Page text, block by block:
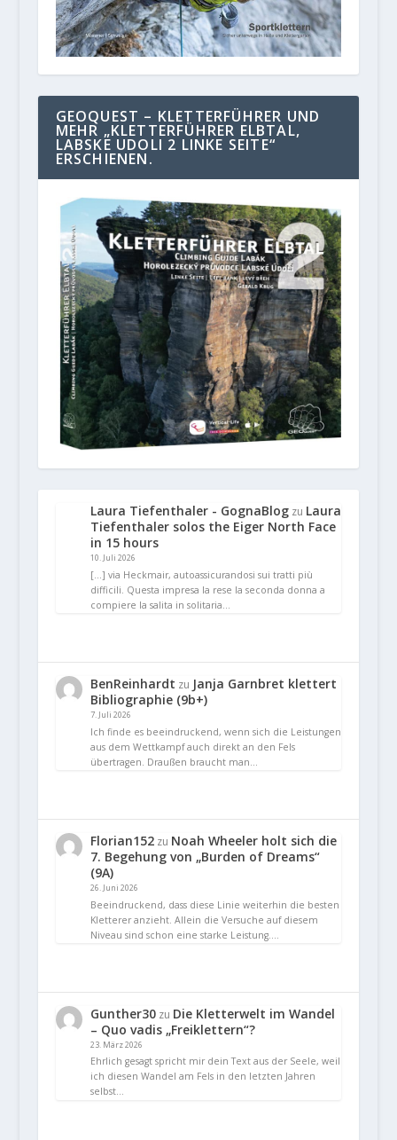
GEOQUEST – KLETTERFÜHRER UND
MEHR „KLETTERFÜHRER ELBTAL,
LABSKE UDOLI 2 LINKE SEITE“
ERSCHIENEN.
Laura Tiefenthaler - GognaBlogzu Laura
Tiefenthaler solos the Eiger North Face
in 15 hours
10. Juli 2026
[…] via Heckmair, autoassicurandosi sui tratti più
difficili. Questa impresa la rese la seconda donna a
compiere la salita in solitaria…
BenReinhardt zu Janja Garnbret klettert
Bibliographie (9b+)
7. Juli 2026
Ich finde es beeindruckend, wenn sich die Leistungen
aus dem Wettkampf auch direkt an den Fels
übertragen. Draußen braucht man…
Florian152zu Noah Wheeler holt sich die
7. Begehung von „Burden of Dreams“
(9A)
26. Juni 2026
Beeindruckend, dass diese Linie weiterhin die besten
Kletterer anzieht. Allein die Versuche auf diesem
Niveau sind schon eine starke Leistung.…
Gunther30zu Die Kletterwelt im Wandel
– Quo vadis „Freiklettern“?
23. März 2026
Ehrlich gesagt spricht mir dein Text aus der Seele, weil
ich diesen Wandel am Fels in den letzten Jahren
selbst…